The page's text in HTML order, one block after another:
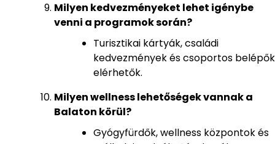
Milyen kedvezményeket lehet igénybe
venni a programok során?
Turisztikai kártyák, családi
kedvezmények és csoportos belépők
elérhetők.
Milyen wellness lehetőségek vannak a
Balaton körül?
Gyógyfürdők, wellness központok és